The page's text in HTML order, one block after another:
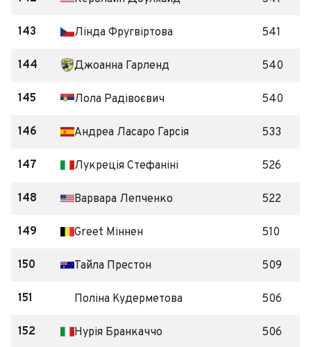
143 Лінда Фругвіртова 541
144 Джоанна Гарленд 540
145 Лола Радівоєвич 540
146 Андреа Ласаро Гарсія 533
147 Лукреція Стефаніні 526
148 Варвара Лепченко 522
149 Greet Міннен 510
150 Тайла Престон 509
151 Поліна Кудерметова 506
152 Нурія Бранкаччо 506